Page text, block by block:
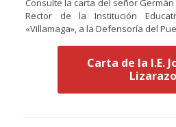
Consulte la carta del señor
Rector de la Institución
«Villamaga», a la Defensoría del
Carta de la I.E.
Lizarazo